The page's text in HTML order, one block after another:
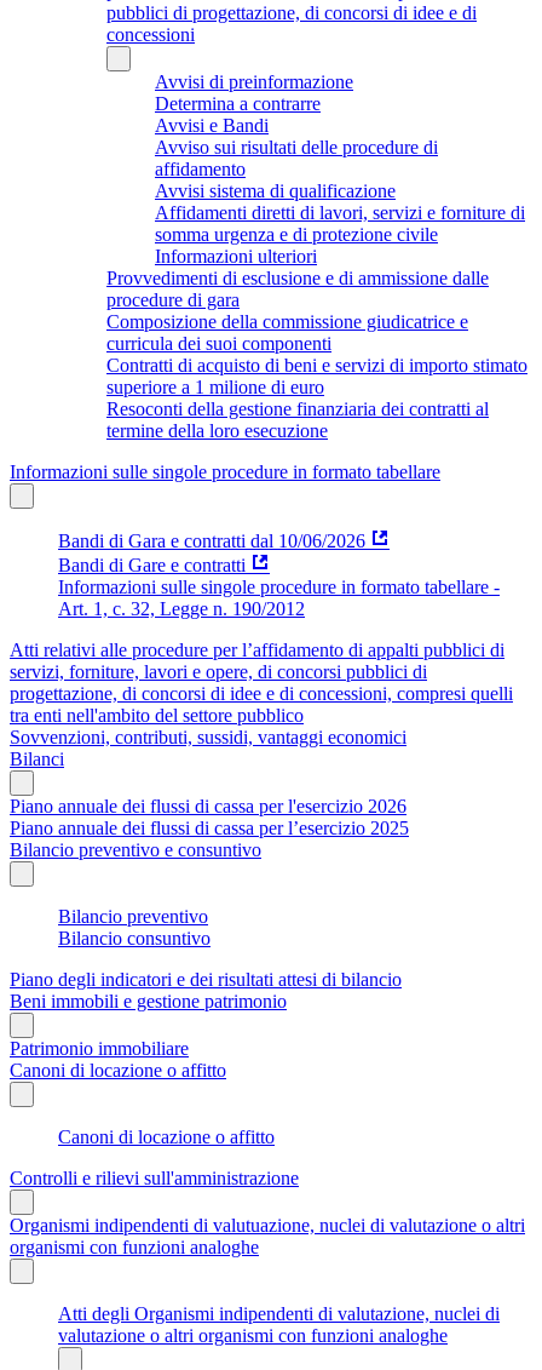
pubblici di progettazione, di concorsi di idee e di
concessioni
Avvisi di preinformazione
Determina a contrarre
Avvisi e Bandi
Avviso sui risultati delle procedure di
affidamento
Avvisi sistema di qualificazione
Affidamenti diretti di lavori, servizi e forniture di
somma urgenza e di protezione civile
Informazioni ulteriori
Provvedimenti di esclusione e di ammissione dalle
procedure di gara
Composizione della commissione giudicatrice e
curricula dei suoi componenti
Contratti di acquisto di beni e servizi di importo stimato
superiore a 1 milione di euro
Resoconti della gestione finanziaria dei contratti al
termine della loro esecuzione
Informazioni sulle singole procedure in formato tabellare
Bandi di Gara e contratti dal 10/06/2026
Bandi di Gare e contratti
Informazioni sulle singole procedure in formato tabellare -
Art. 1, c. 32, Legge n. 190/2012
Atti relativi alle procedure per l’affidamento di appalti pubblici di
servizi, forniture, lavori e opere, di concorsi pubblici di
progettazione, di concorsi di idee e di concessioni, compresi quelli
tra enti nell'ambito del settore pubblico
Sovvenzioni, contributi, sussidi, vantaggi economici
Bilanci
Piano annuale dei flussi di cassa per l'esercizio 2026
Piano annuale dei flussi di cassa per l’esercizio 2025
Bilancio preventivo e consuntivo
Bilancio preventivo
Bilancio consuntivo
Piano degli indicatori e dei risultati attesi di bilancio
Beni immobili e gestione patrimonio
Patrimonio immobiliare
Canoni di locazione o affitto
Canoni di locazione o affitto
Controlli e rilievi sull'amministrazione
Organismi indipendenti di valutuazione, nuclei di valutazione o altri
organismi con funzioni analoghe
Atti degli Organismi indipendenti di valutazione, nuclei di
valutazione o altri organismi con funzioni analoghe